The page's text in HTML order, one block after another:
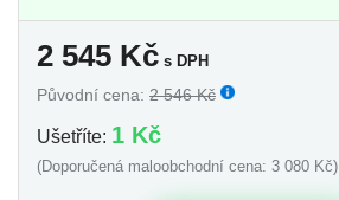
2 545 Kč s DPH
Původní cena: 2 546 Kč
Ušetříte: 1 Kč
(Doporučená maloobchodní cena: 3 080 Kč)